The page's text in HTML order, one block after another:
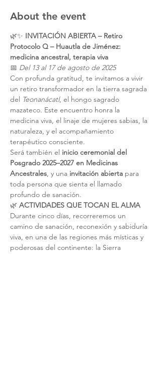
About the event
🌿✨ INVITACIÓN ABIERTA – Retiro
Protocolo Q – Huautla de Jiménez:
medicina ancestral, terapia viva
📅 Del 13 al 17 de agosto de 2025
Con profunda gratitud, te invitamos a vivir
un retiro transformador en la tierra sagrada
del Teonanácatl, el hongo sagrado
mazateco. Este encuentro honra la
medicina viva, el linaje de mujeres sabias, la
naturaleza, y el acompañamiento
terapéutico consciente.
Será también el inicio ceremonial del
Posgrado 2025–2027 en Medicinas
Ancestrales, y una invitación abierta para
toda persona que sienta el llamado
profundo de sanación.
🌿 ACTIVIDADES QUE TOCAN EL ALMA
Durante cinco días, recorreremos un
camino de sanación, reconexión y sabiduría
viva, en una de las regiones más místicas y
poderosas del continente: la Sierra